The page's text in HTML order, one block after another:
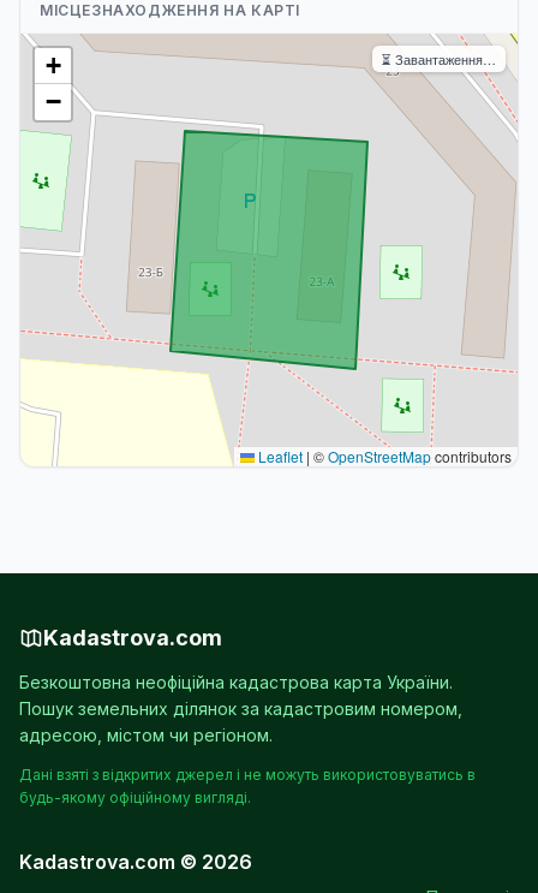
МІСЦЕЗНАХОДЖЕННЯ НА КАРТІ
+
−
⏳ Завантаження…
Leaflet | ©OpenStreetMapcontributors
Kadastrova.com
Безкоштовна неофіційна кадастрова карта України.
Пошук земельних ділянок за кадастровим номером,
адресою, містом чи регіоном.
Дані взяті з відкритих джерел і не можуть використовуватись в
будь-якому офіційному вигляді.
Kadastrova.com © 2026